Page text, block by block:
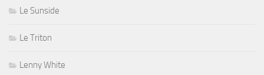
Le Sunside
Le Triton
Lenny White